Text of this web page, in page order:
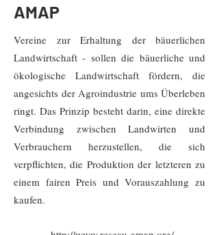
AMAP
Vereine zur Erhaltung der bäuerlichen
Landwirtschaft - sollen die bäuerliche und
ökologische Landwirtschaft fördern, die
angesichts der Agroindustrie ums Überleben
ringt. Das Prinzip besteht darin, eine direkte
Verbindung zwischen Landwirten und
Verbrauchern herzustellen, die sich
verpflichten, die Produktion der letzteren zu
einem fairen Preis und Vorauszahlung zu
kaufen.